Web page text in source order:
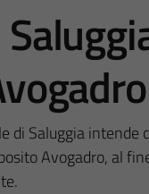
di Saluggia
Avogadro, al